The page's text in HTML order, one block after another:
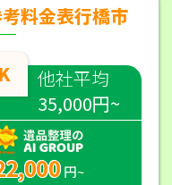
料金表行橋市
他社平均
35,000円~
円~